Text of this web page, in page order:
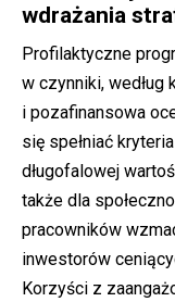
wdrażania
Profilaktyczne
w czynniki, według
i pozafinansowa
się spełniać
długofalowej
także dla
pracowników
inwestorów
Korzyści z